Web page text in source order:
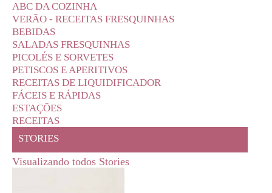
ABC DA COZINHA
VERÃO - RECEITAS FRESQUINHAS
BEBIDAS
SALADAS FRESQUINHAS
PICOLÉS E SORVETES
PETISCOS E APERITIVOS
RECEITAS DE LIQUIDIFICADOR
FÁCEIS E RÁPIDAS
ESTAÇÕES
RECEITAS
STORIES
Visualizando todos Stories